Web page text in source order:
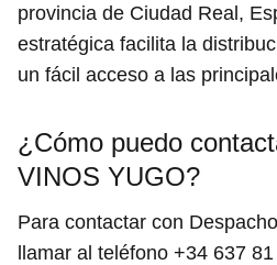
provincia de Ciudad Real,
estratégica facilita la
un fácil acceso a las
¿Cómo puedo
VINOS YUGO?
Para contactar con
llamar al teléfono +34 637